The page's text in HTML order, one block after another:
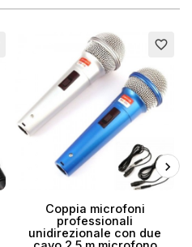
favorite_border
Coppia microfoni
professionali
unidirezionale con due